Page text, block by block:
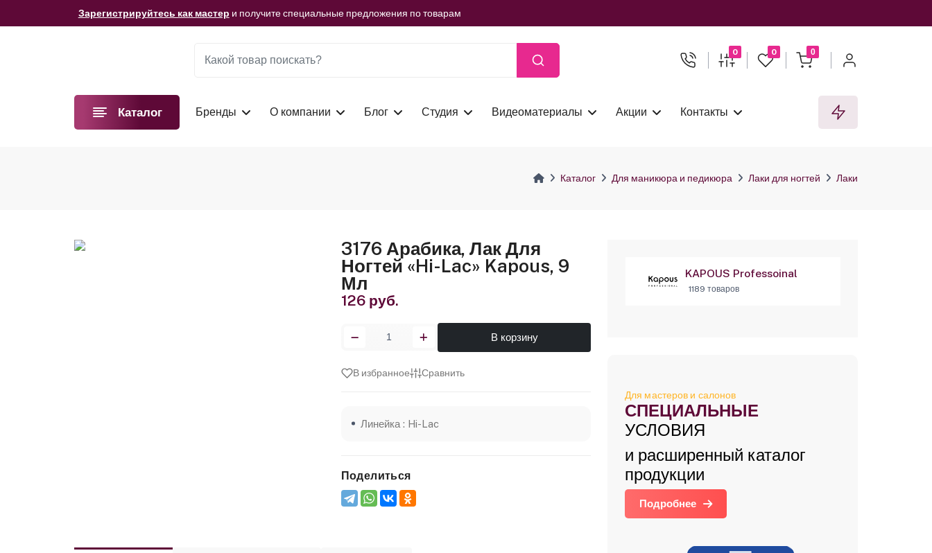
Зарегистрируйтесь как мастер и получите специальные предложения по товарам
Мы подготовили для вас видеоматериалы! Смотреть сейчас
0 0 0
Каталог Бренды О компании Блог Студия Видеоматериалы Акции Контакты
Каталог Для маникюра и педикюра Лаки для ногтей Лаки
3176 Арабика, Лак Для
Ногтей «Hi-Lac» Kapous, 9
Мл
126 руб.
В корзину
В избранное Сравнить
Линейка : Hi-Lac
Поделиться
KAPOUS Professoinal
1189 товаров
Для мастеров и салонов
СПЕЦИАЛЬНЫЕ
УСЛОВИЯ
и расширенный каталог
продукции
Подробнее